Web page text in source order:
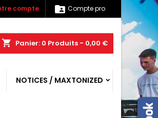
 Compte pro
compte
shopping_cart Panier: 0 Produits - 0,00 €
NOTICES / MAXTONIZED